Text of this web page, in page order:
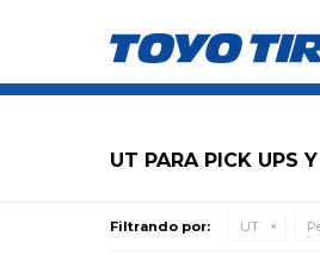
UT PARA PICK UPS
Filtrando por: UT